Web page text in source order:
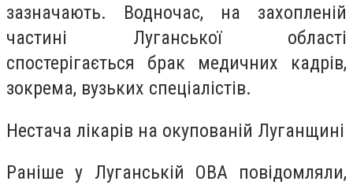
зазначають. Водночас, на захопленій
частині Луганської області
спостерігається брак медичних кадрів,
зокрема, вузьких спеціалістів.
Нестача лікарів на окупованій Луганщині
Раніше у Луганській ОВА повідомляли,